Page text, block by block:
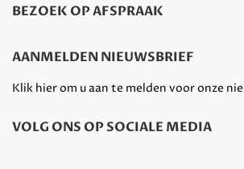
BEZOEK OP AFSPRAAK
AANMELDEN NIEUWSBRIEF
Klik hier om u aan te melden voor onze
VOLG ONS OP SOCIALE MEDIA